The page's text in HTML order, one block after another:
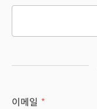
이메일